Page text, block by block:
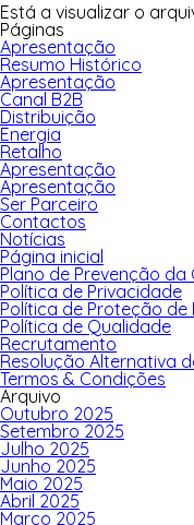
Está a visualizar o
Páginas
Apresentação
Resumo Histórico
Apresentação
Canal B2B
Distribuição
Energia
Retalho
Apresentação
Apresentação
Ser Parceiro
Contactos
Notícias
Página inicial
Plano de Prevenção
Política de Privacidade
Política de Proteção de
Política de Qualidade
Recrutamento
Resolução Alternativa
Termos & Condições
Arquivo
Outubro 2025
Setembro 2025
Julho 2025
Junho 2025
Maio 2025
Abril 2025
Março 2025